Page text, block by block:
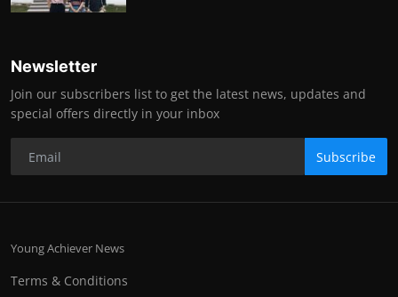
Newsletter
Join our subscribers list to get the latest news, updates and
special offers directly in your inbox
Subscribe
Young Achiever News
Terms & Conditions